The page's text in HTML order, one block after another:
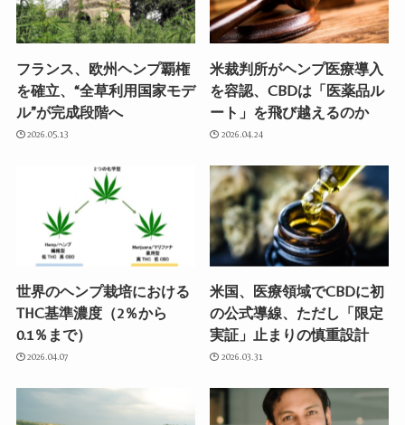
フランス、欧州ヘンプ覇権
を確立、“全草利用国家モデ
ル”が完成段階へ
2026.05.13
米裁判所がヘンプ医療導入
を容認、CBDは「医薬品ル
ート」を飛び越えるのか
2026.04.24
世界のヘンプ栽培における
THC基準濃度（2％から
0.1％まで）
2026.04.07
米国、医療領域でCBDに初
の公式導線、ただし「限定
実証」止まりの慎重設計
2026.03.31